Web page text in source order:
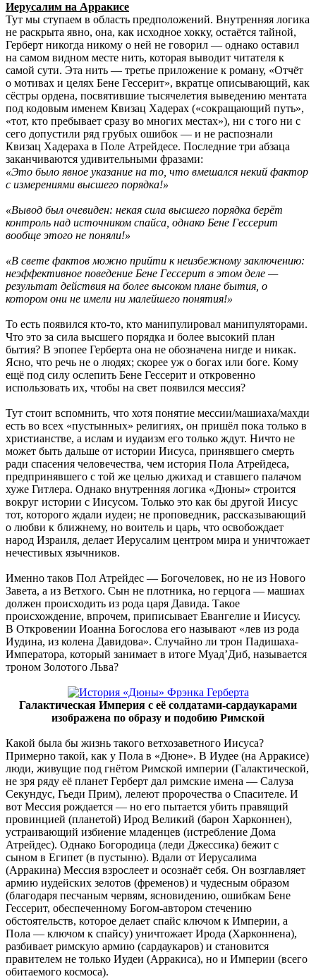
Иерусалим на Арракисе
Тут мы ступаем в область предположений. Внутренняя логика
не раскрыта явно, она, как исходное хокку, остаётся тайной,
Герберт никогда никому о ней не говорил — однако оставил
на самом видном месте нить, которая выводит читателя к
самой сути. Эта нить — третье приложение к роману, «Отчёт
о мотивах и целях Бене Гессерит», вкратце описывающий, как
сёстры ордена, посвятившие тысячелетия выведению ментата
под кодовым именем Квизац Хадерах («сокращающий путь»,
«тот, кто пребывает сразу во многих местах»), ни с того ни с
сего допустили ряд грубых ошибок — и не распознали
Квизац Хадераха в Поле Атрейдесе. Последние три абзаца
заканчиваются удивительными фразами:
«Это было явное указание на то, что вмешался некий фактор
с измерениями высшего порядка!»
«Вывод был очевиден: некая сила высшего порядка берёт
контроль над источником спайса, однако Бене Гессерит
вообще этого не поняли!»
«В свете фактов можно прийти к неизбежному заключению:
неэффективное поведение Бене Гессерит в этом деле —
результат действия на более высоком плане бытия, о
котором они не имели ни малейшего понятия!»
То есть появился кто-то, кто манипулировал манипуляторами.
Что это за сила высшего порядка и более высокий план
бытия? В эпопее Герберта она не обозначена нигде и никак.
Ясно, что речь не о людях; скорее уж о богах или боге. Кому
ещё под силу ослепить Бене Гессерит и откровенно
использовать их, чтобы на свет появился мессия?
Тут стоит вспомнить, что хотя понятие мессии/машиаха/махди
есть во всех «пустынных» религиях, он пришёл пока только в
христианстве, а ислам и иудаизм его только ждут. Ничто не
может быть дальше от истории Иисуса, принявшего смерть
ради спасения человечества, чем история Пола Атрейдеса,
предпринявшего с той же целью джихад и ставшего палачом
хуже Гитлера. Однако внутренняя логика «Дюны» строится
вокруг истории с Иисусом. Только это как бы другой Иисус
тот, которого ждали иудеи; не проповедник, рассказывающий
о любви к ближнему, но воитель и царь, что освобождает
народ Израиля, делает Иерусалим центром мира и уничтожает
нечестивых язычников.
Именно таков Пол Атрейдес — Богочеловек, но не из Нового
Завета, а из Ветхого. Сын не плотника, но герцога — машиах
должен происходить из рода царя Давида. Такое
происхождение, впрочем, приписывает Евангелие и Иисусу.
В Откровении Иоанна Богослова его называют «лев из рода
Иудина, из колена Давидова». Случайно ли трон Падишаха-
Императора, который занимает в итоге Муад’Диб, называется
троном Золотого Льва?
Галактическая Империя с её солдатами-сардаукарами
изображена по образу и подобию Римской
Какой была бы жизнь такого ветхозаветного Иисуса?
Примерно такой, как у Пола в «Дюне». В Иудее (на Арракисе)
люди, живущие под гнётом Римской империи (Галактической,
не зря ряду её планет Герберт дал римские имена — Салуза
Секундус, Гьеди Прим), лелеют пророчества о Спасителе. И
вот Мессия рождается — но его пытается убить правящий
провинцией (планетой) Ирод Великий (барон Харконнен),
устраивающий избиение младенцев (истребление Дома
Атрейдес). Однако Богородица (леди Джессика) бежит с
сыном в Египет (в пустыню). Вдали от Иерусалима
(Арракина) Мессия взрослеет и осознаёт себя. Он возглавляет
армию иудейских зелотов (фременов) и чудесным образом
(благодаря песчаным червям, ясновидению, ошибкам Бене
Гессерит, обеспеченному Богом-автором стечению
обстоятельств, которое делает спайс ключом к Империи, а
Пола — ключом к спайсу) уничтожает Ирода (Харконнена),
разбивает римскую армию (сардаукаров) и становится
правителем не только Иудеи (Арракиса), но и Империи (всего
обитаемого космоса).